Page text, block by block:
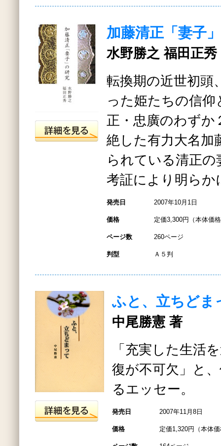
加藤清正「妻子
水野勝之 福田正秀
転換期の近世初頭
った姫たちの信
正・忠廣のわずか
絶した有力大名加
られている清正
考証により明らか
発売日 2007年10月1日
価格 定価3,300円（本体価
ページ数 260ページ
判型 Ａ５判
ふと、立ちどま
中尾勝憲 著
「充実した生活
復が不可欠」と
るエッセー。
発売日 2007年11月8日
価格 定価1,320円（本体